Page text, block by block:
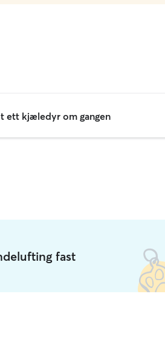
ett kjæledyr om gangen
fast